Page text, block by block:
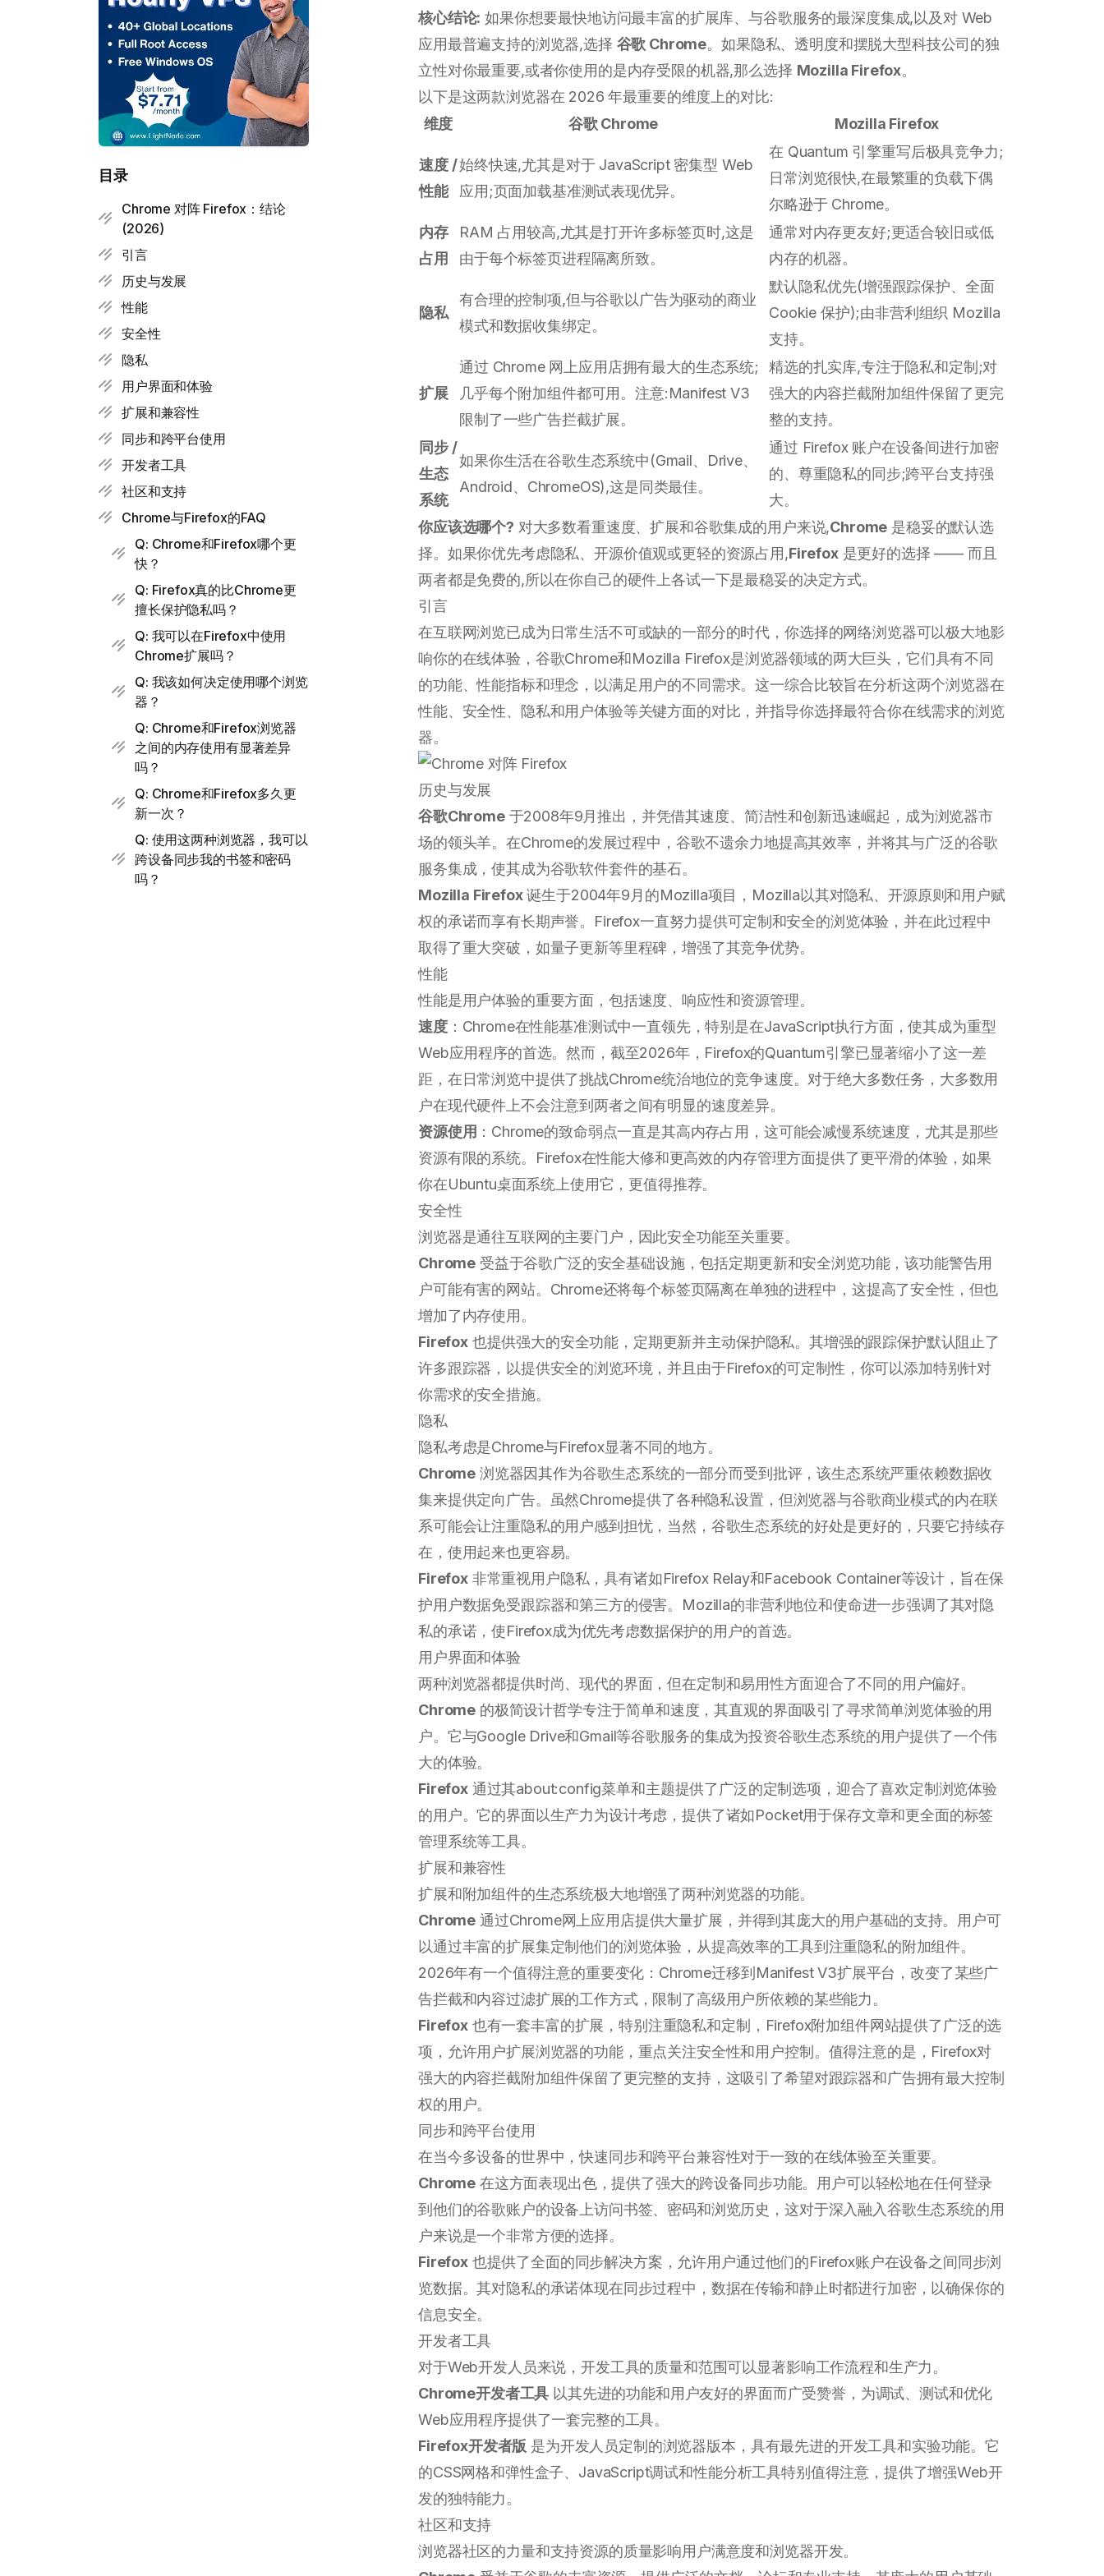
目录
Chrome 对阵 Firefox：结论
(2026)
引言
历史与发展
性能
安全性
隐私
用户界面和体验
扩展和兼容性
同步和跨平台使用
开发者工具
社区和支持
Chrome与Firefox的FAQ
Q: Chrome和Firefox哪个更
快？
Q: Firefox真的比Chrome更
擅长保护隐私吗？
Q: 我可以在Firefox中使用
Chrome扩展吗？
Q: 我该如何决定使用哪个浏览
器？
Q: Chrome和Firefox浏览器
之间的内存使用有显著差异
吗？
Q: Chrome和Firefox多久更
新一次？
Q: 使用这两种浏览器，我可以
跨设备同步我的书签和密码
吗？
核心结论: 如果你想要最快地访问最丰富的扩展库、与谷歌服务的最深度集成,以及对 Web
应用最普遍支持的浏览器,选择 谷歌 Chrome。如果隐私、透明度和摆脱大型科技公司的独
立性对你最重要,或者你使用的是内存受限的机器,那么选择 Mozilla Firefox。
以下是这两款浏览器在 2026 年最重要的维度上的对比:
维度
谷歌 Chrome Mozilla Firefox
速度 /
性能
始终快速,尤其是对于 JavaScript 密集型 Web
应用;页面加载基准测试表现优异。
在 Quantum 引擎重写后极具竞争力;
日常浏览很快,在最繁重的负载下偶
尔略逊于 Chrome。
内存
占用
RAM 占用较高,尤其是打开许多标签页时,这是
由于每个标签页进程隔离所致。
通常对内存更友好;更适合较旧或低
内存的机器。
隐私
有合理的控制项,但与谷歌以广告为驱动的商业
模式和数据收集绑定。
默认隐私优先(增强跟踪保护、全面
Cookie 保护);由非营利组织 Mozilla
支持。
扩展
通过 Chrome 网上应用店拥有最大的生态系统;
几乎每个附加组件都可用。注意:Manifest V3
限制了一些广告拦截扩展。
精选的扎实库,专注于隐私和定制;对
强大的内容拦截附加组件保留了更完
整的支持。
同步 /
生态
系统
如果你生活在谷歌生态系统中(Gmail、Drive、
Android、ChromeOS),这是同类最佳。
通过 Firefox 账户在设备间进行加密
的、尊重隐私的同步;跨平台支持强
大。
你应该选哪个? 对大多数看重速度、扩展和谷歌集成的用户来说,Chrome 是稳妥的默认选
择。如果你优先考虑隐私、开源价值观或更轻的资源占用,Firefox是更好的选择 —— 而且
两者都是免费的,所以在你自己的硬件上各试一下是最稳妥的决定方式。
引言
在互联网浏览已成为日常生活不可或缺的一部分的时代，你选择的网络浏览器可以极大地影
响你的在线体验，谷歌Chrome和Mozilla Firefox是浏览器领域的两大巨头，它们具有不同
的功能、性能指标和理念，以满足用户的不同需求。这一综合比较旨在分析这两个浏览器在
性能、安全性、隐私和用户体验等关键方面的对比，并指导你选择最符合你在线需求的浏览
器。
历史与发展
谷歌Chrome于2008年9月推出，并凭借其速度、简洁性和创新迅速崛起，成为浏览器市
场的领头羊。在Chrome的发展过程中，谷歌不遗余力地提高其效率，并将其与广泛的谷歌
服务集成，使其成为谷歌软件套件的基石。
Mozilla Firefox诞生于2004年9月的Mozilla项目，Mozilla以其对隐私、开源原则和用户赋
权的承诺而享有长期声誉。Firefox一直努力提供可定制和安全的浏览体验，并在此过程中
取得了重大突破，如量子更新等里程碑，增强了其竞争优势。
性能
性能是用户体验的重要方面，包括速度、响应性和资源管理。
速度：Chrome在性能基准测试中一直领先，特别是在JavaScript执行方面，使其成为重型
Web应用程序的首选。然而，截至2026年，Firefox的Quantum引擎已显著缩小了这一差
距，在日常浏览中提供了挑战Chrome统治地位的竞争速度。对于绝大多数任务，大多数用
户在现代硬件上不会注意到两者之间有明显的速度差异。
资源使用 ：Chrome的致命弱点一直是其高内存占用，这可能会减慢系统速度，尤其是那些
资源有限的系统。Firefox在性能大修和更高效的内存管理方面提供了更平滑的体验，如果
你在Ubuntu桌面系统上使用它，更值得推荐。
安全性
浏览器是通往互联网的主要门户，因此安全功能至关重要。
Chrome 受益于谷歌广泛的安全基础设施，包括定期更新和安全浏览功能，该功能警告用
户可能有害的网站。Chrome还将每个标签页隔离在单独的进程中，这提高了安全性，但也
增加了内存使用。
Firefox也提供强大的安全功能，定期更新并主动保护隐私。其增强的跟踪保护默认阻止了
许多跟踪器，以提供安全的浏览环境，并且由于Firefox的可定制性，你可以添加特别针对
你需求的安全措施。
隐私
隐私考虑是Chrome与Firefox显著不同的地方。
Chrome 浏览器因其作为谷歌生态系统的一部分而受到批评，该生态系统严重依赖数据收
集来提供定向广告。虽然Chrome提供了各种隐私设置，但浏览器与谷歌商业模式的内在联
系可能会让注重隐私的用户感到担忧，当然，谷歌生态系统的好处是更好的，只要它持续存
在，使用起来也更容易。
Firefox非常重视用户隐私，具有诸如Firefox Relay和Facebook Container等设计，旨在保
护用户数据免受跟踪器和第三方的侵害。Mozilla的非营利地位和使命进一步强调了其对隐
私的承诺，使Firefox成为优先考虑数据保护的用户的首选。
用户界面和体验
两种浏览器都提供时尚、现代的界面，但在定制和易用性方面迎合了不同的用户偏好。
Chrome 的极简设计哲学专注于简单和速度，其直观的界面吸引了寻求简单浏览体验的用
户。它与Google Drive和Gmail等谷歌服务的集成为投资谷歌生态系统的用户提供了一个伟
大的体验。
Firefox通过其about:config菜单和主题提供了广泛的定制选项，迎合了喜欢定制浏览体验
的用户。它的界面以生产力为设计考虑，提供了诸如Pocket用于保存文章和更全面的标签
管理系统等工具。
扩展和兼容性
扩展和附加组件的生态系统极大地增强了两种浏览器的功能。
Chrome 通过Chrome网上应用店提供大量扩展，并得到其庞大的用户基础的支持。用户可
以通过丰富的扩展集定制他们的浏览体验，从提高效率的工具到注重隐私的附加组件。
2026年有一个值得注意的重要变化：Chrome迁移到Manifest V3扩展平台，改变了某些广
告拦截和内容过滤扩展的工作方式，限制了高级用户所依赖的某些能力。
Firefox也有一套丰富的扩展，特别注重隐私和定制，Firefox附加组件网站提供了广泛的选
项，允许用户扩展浏览器的功能，重点关注安全性和用户控制。值得注意的是，Firefox对
强大的内容拦截附加组件保留了更完整的支持，这吸引了希望对跟踪器和广告拥有最大控制
权的用户。
同步和跨平台使用
在当今多设备的世界中，快速同步和跨平台兼容性对于一致的在线体验至关重要。
Chrome 在这方面表现出色，提供了强大的跨设备同步功能。用户可以轻松地在任何登录
到他们的谷歌账户的设备上访问书签、密码和浏览历史，这对于深入融入谷歌生态系统的用
户来说是一个非常方便的选择。
Firefox也提供了全面的同步解决方案，允许用户通过他们的Firefox账户在设备之间同步浏
览数据。其对隐私的承诺体现在同步过程中，数据在传输和静止时都进行加密，以确保你的
信息安全。
开发者工具
对于Web开发人员来说，开发工具的质量和范围可以显著影响工作流程和生产力。
Chrome开发者工具 以其先进的功能和用户友好的界面而广受赞誉，为调试、测试和优化
Web应用程序提供了一套完整的工具。
Firefox开发者版 是为开发人员定制的浏览器版本，具有最先进的开发工具和实验功能。它
的CSS网格和弹性盒子、JavaScript调试和性能分析工具特别值得注意，提供了增强Web开
发的独特能力。
社区和支持
浏览器社区的力量和支持资源的质量影响用户满意度和浏览器开发。